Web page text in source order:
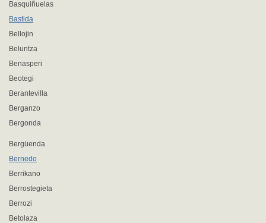
Basquiñuelas
Bastida
Bellojin
Beluntza
Benasperi
Beotegi
Berantevilla
Berganzo
Bergonda
Bergüenda
Bernedo
Berrikano
Berrostegieta
Berrozi
Betolaza